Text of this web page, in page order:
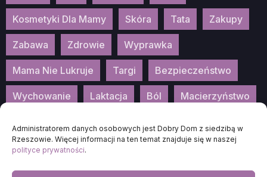
Administratorem danych osobowych jest Dobry Dom z siedzibą w
Rzeszowie. Więcej informacji na ten temat znajduje się w naszej
polityce prywatności.
Kosmetyki Dla Mamy Skóra Tata Zakupy
Zabawa Zdrowie Wyprawka
Mama Nie Lukruje Targi Bezpieczeństwo
Wychowanie Laktacja Ból Macierzyństwo